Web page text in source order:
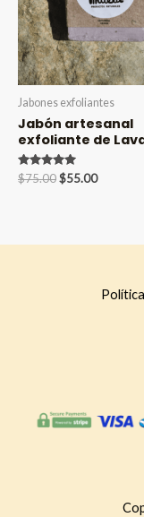
Jabones exfoliantes
Jabón artesanal
exfoliante de
Valorado en
5.00
$75.00Original
$55.00Current